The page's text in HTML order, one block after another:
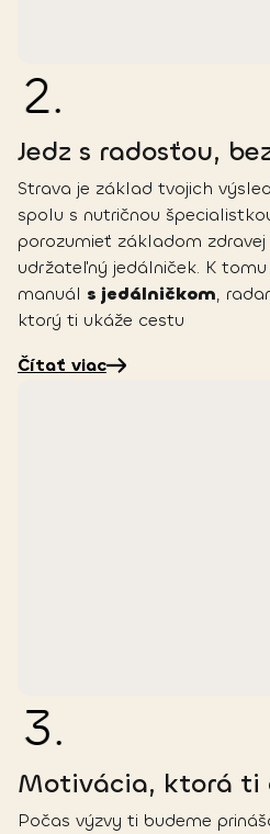
2.
Jedz s radosťou,
Strava je základ tvojich
spolu s nutričnou
porozumieť základom
udržateľný jedálniček. K
manuál s jedálničkom,
ktorý ti ukáže cestu
Čítať viac
3.
Motivácia, ktorá ti
Počas výzvy ti budeme